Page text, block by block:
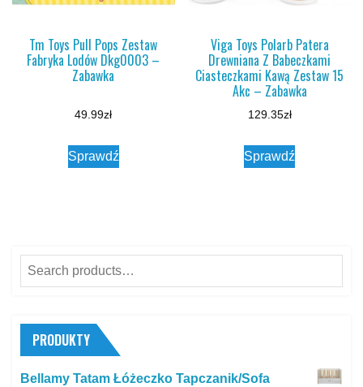
Tm Toys Pull Pops Zestaw
Fabryka Lodów Dkg0003 –
Zabawka
49.99zł
Sprawdź
Viga Toys Polarb Patera
Drewniana Z Babeczkami
Ciasteczkami Kawą Zestaw 15
Akc – Zabawka
129.35zł
Sprawdź
Search
for:
PRODUKTY
Bellamy Tatam Łóżeczko Tapczanik/Sofa